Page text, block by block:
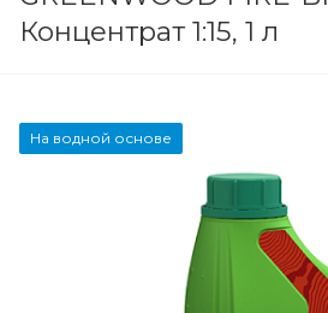
Концентрат 1:15, 1 л
На водной основе